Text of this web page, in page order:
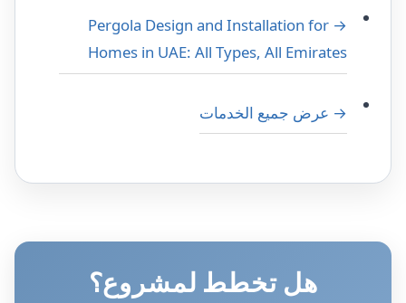
→ Pergola Design and Installation for
Homes in UAE: All Types, All Emirates
→ عرض جميع الخدمات
هل تخطط لمشروع؟